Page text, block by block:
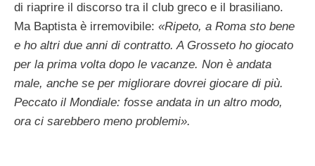
di riaprire il discorso tra il club greco e il brasiliano.
Ma Baptista è irremovibile: «Ripeto, a Roma sto bene
e ho altri due anni di contratto. A Grosseto ho giocato
per la prima volta dopo le vacanze. Non è andata
male, anche se per migliorare dovrei giocare di più.
Peccato il Mondiale: fosse andata in un altro modo,
ora ci sarebbero meno problemi».